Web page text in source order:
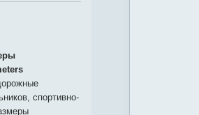
спортивно-